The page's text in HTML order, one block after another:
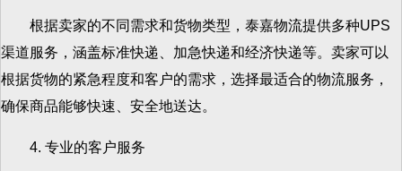
根据卖家的不同需求和货物类型，泰嘉物流提供多种UPS
渠道服务，涵盖标准快递、加急快递和经济快递等。卖家可以
根据货物的紧急程度和客户的需求，选择最适合的物流服务，
确保商品能够快速、安全地送达。
4. 专业的客户服务